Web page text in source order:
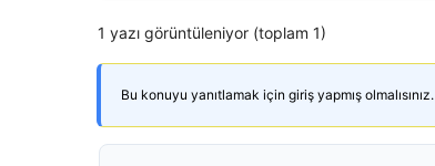
1 yazı görüntüleniyor (toplam 1)
Bu konuyu yanıtlamak için giriş yapmış olmalısınız.